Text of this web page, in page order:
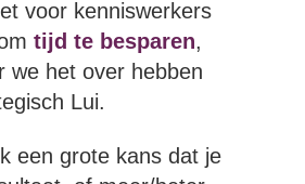
voor kenniswerkers
tijd te besparen,
we het over hebben
Lui.
een grote kans dat je